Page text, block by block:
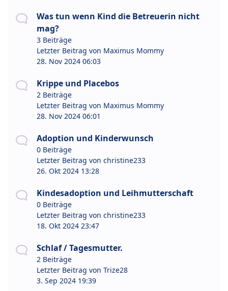
Was tun wenn Kind die Betreuerin nicht
mag?
3 Beiträge
Letzter Beitrag von Maximus Mommy
28. Nov 2024 06:03
Krippe und Placebos
2 Beiträge
Letzter Beitrag von Maximus Mommy
28. Nov 2024 06:01
Adoption und Kinderwunsch
0 Beiträge
Letzter Beitrag von christine233
26. Okt 2024 13:28
Kindesadoption und Leihmutterschaft
0 Beiträge
Letzter Beitrag von christine233
18. Okt 2024 23:47
Schlaf / Tagesmutter.
2 Beiträge
Letzter Beitrag von Trize28
3. Sep 2024 19:39